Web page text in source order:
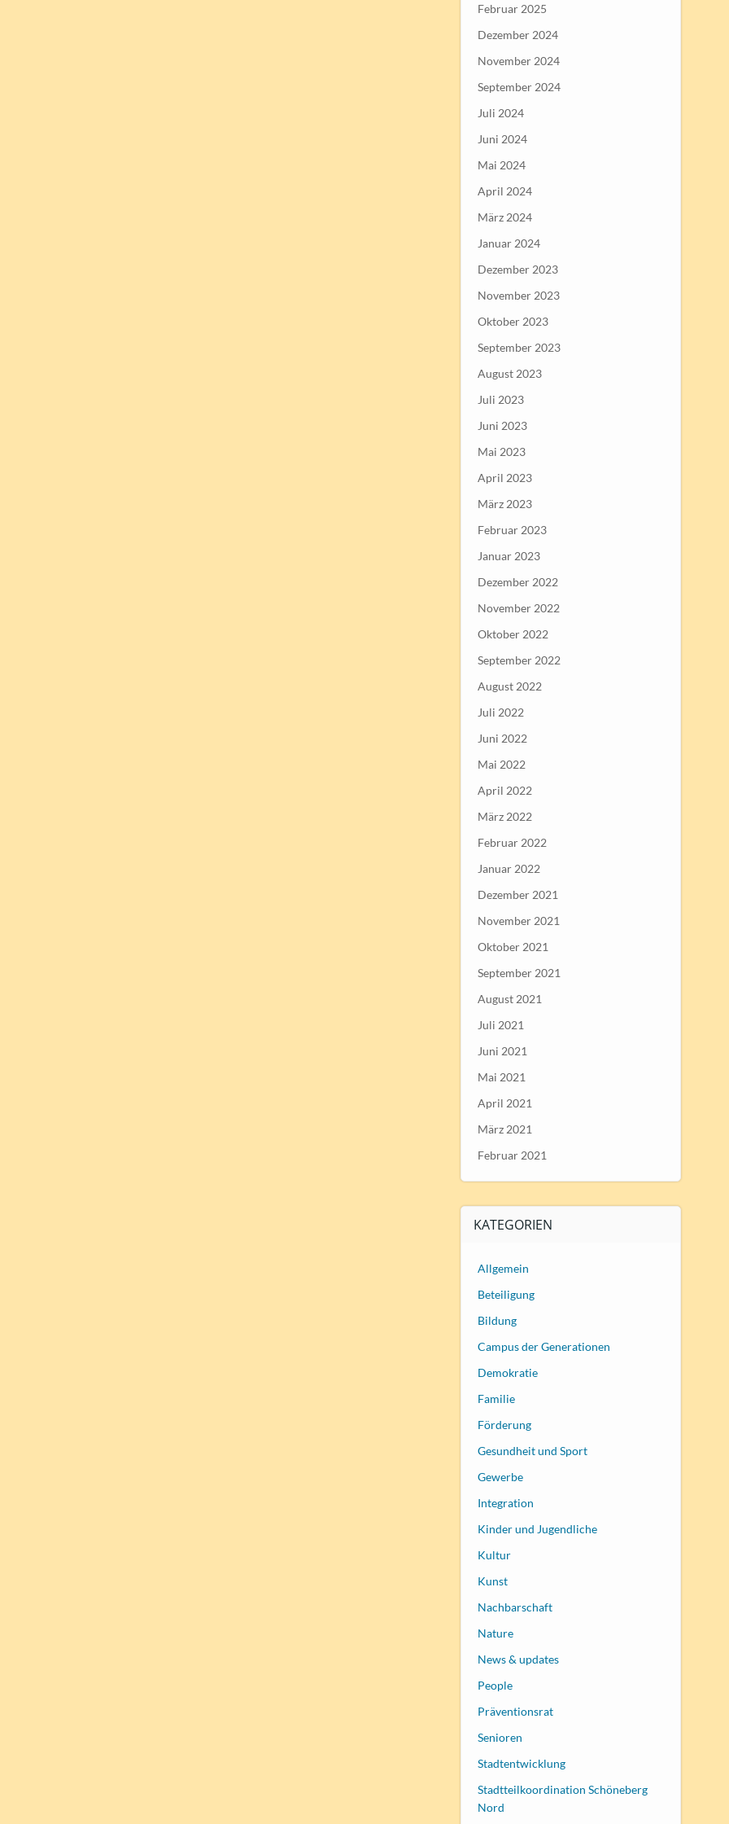
Februar 2025
Dezember 2024
November 2024
September 2024
Juli 2024
Juni 2024
Mai 2024
April 2024
März 2024
Januar 2024
Dezember 2023
November 2023
Oktober 2023
September 2023
August 2023
Juli 2023
Juni 2023
Mai 2023
April 2023
März 2023
Februar 2023
Januar 2023
Dezember 2022
November 2022
Oktober 2022
September 2022
August 2022
Juli 2022
Juni 2022
Mai 2022
April 2022
März 2022
Februar 2022
Januar 2022
Dezember 2021
November 2021
Oktober 2021
September 2021
August 2021
Juli 2021
Juni 2021
Mai 2021
April 2021
März 2021
Februar 2021
KATEGORIEN
Allgemein
Beteiligung
Bildung
Campus der Generationen
Demokratie
Familie
Förderung
Gesundheit und Sport
Gewerbe
Integration
Kinder und Jugendliche
Kultur
Kunst
Nachbarschaft
Nature
News & updates
People
Präventionsrat
Senioren
Stadtentwicklung
Stadtteilkoordination Schöneberg
Nord